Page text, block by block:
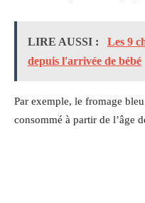
LIRE AUSSI :
Les 9
depuis l'arrivée de bébé
Par exemple, le fromage
consommé à partir de l’âge